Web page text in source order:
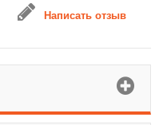
Написать отзыв